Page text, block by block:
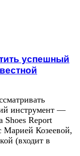
успешный
инструмент —
Shoes Report
Марией Козеевой,
(входит в